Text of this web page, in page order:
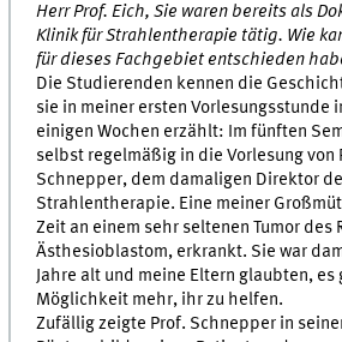
Herr Prof. Eich, Sie waren bereits als
Klinik für Strahlentherapie tätig. Wie
für dieses Fachgebiet entschieden
Die Studierenden kennen die
sie in meiner ersten Vorlesungsstunde
einigen Wochen erzählt: Im fünften
selbst regelmäßig in die Vorlesung von
Schnepper, dem damaligen Direktor
Strahlentherapie. Eine meiner
Zeit an einem sehr seltenen Tumor des
Ästhesioblastom, erkrankt. Sie war
Jahre alt und meine Eltern glaubten, es
Möglichkeit mehr, ihr zu helfen.
Zufällig zeigte Prof. Schnepper in